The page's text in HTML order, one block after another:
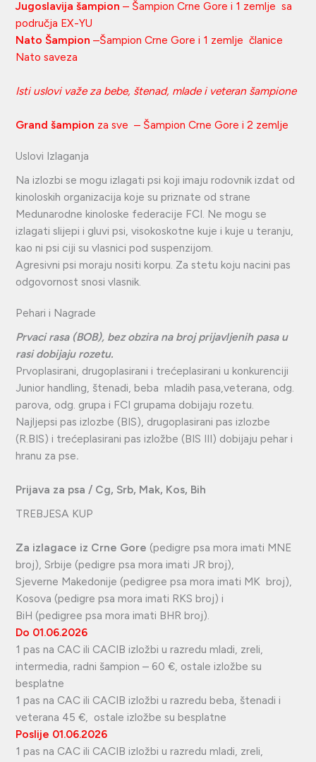
Jugoslavija šampion – Šampion Crne Gore i 1 zemlje sa
područja EX-YU
Nato Šampion –Šampion Crne Gore i 1 zemlje članice
Nato saveza
Isti uslovi važe za bebe, štenad, mlade i veteran šampione
Grand šampion za sve – Šampion Crne Gore i 2 zemlje
Uslovi Izlaganja
Na izlozbi se mogu izlagati psi koji imaju rodovnik izdat od
kinoloskih organizacija koje su priznate od strane
Medunarodne kinoloske federacije FCI. Ne mogu se
izlagati slijepi i gluvi psi, visokoskotne kuje i kuje u teranju,
kao ni psi ciji su vlasnici pod suspenzijom.
Agresivni psi moraju nositi korpu. Za stetu koju nacini pas
odgovornost snosi vlasnik.
Pehari i Nagrade
Prvaci rasa (BOB), bez obzira na broj prijavljenih pasa u
rasi dobijaju rozetu.
Prvoplasirani, drugoplasirani i trećeplasirani u konkurenciji
Junior handling, štenadi, beba mladih pasa,veterana, odg.
parova, odg. grupa i FCI grupama dobijaju rozetu.
Najljepsi pas izlozbe (BIS), drugoplasirani pas izlozbe
(R.BIS) i trećeplasirani pas izložbe (BIS III) dobijaju pehar i
hranu za pse.
Prijava za psa / Cg, Srb, Mak, Kos, Bih
TREBJESA KUP
Za izlagace iz Crne Gore (pedigre psa mora imati MNE
broj), Srbije (pedigre psa mora imati JR broj),
Sjeverne Makedonije (pedigree psa mora imati MK broj),
Kosova (pedigre psa mora imati RKS broj) i
BiH (pedigree psa mora imati BHR broj).
Do 01.06.2026
1 pas na CAC ili CACIB izložbi u razredu mladi, zreli,
intermedia, radni šampion – 60 €, ostale izložbe su
besplatne
1 pas na CAC ili CACIB izložbi u razredu beba, štenadi i
veterana 45 €, ostale izložbe su besplatne
Poslije 01.06.2026
1 pas na CAC ili CACIB izložbi u razredu mladi, zreli,